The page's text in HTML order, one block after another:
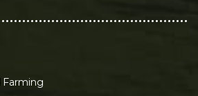
Farming